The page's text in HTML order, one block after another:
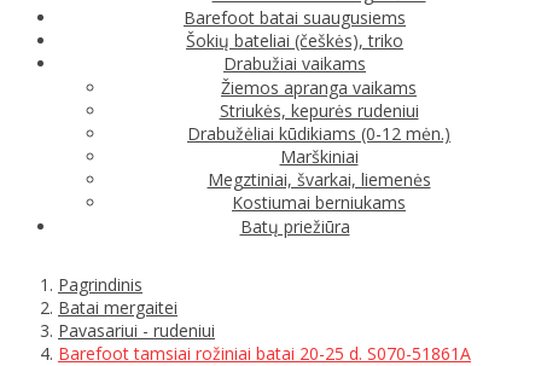
Barefoot batai suaugusiems
Šokių bateliai (češkės), triko
Drabužiai vaikams
Žiemos apranga vaikams
Striukės, kepurės rudeniui
Drabužėliai kūdikiams (0-12 mėn.)
Marškiniai
Megztiniai, švarkai, liemenės
Kostiumai berniukams
Batų priežiūra
Pagrindinis
Batai mergaitei
Pavasariui - rudeniui
Barefoot tamsiai rožiniai batai 20-25 d. S070-51861A